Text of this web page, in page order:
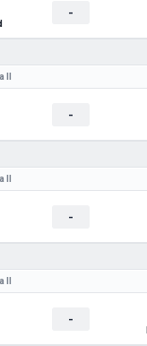
-
II
-
II
-
II
-